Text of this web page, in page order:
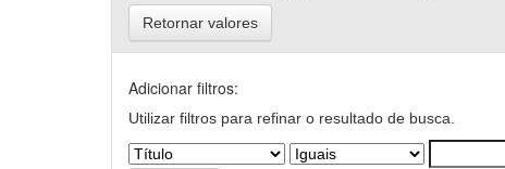
Retornar valores
Adicionar filtros:
Utilizar filtros para refinar o resultado de busca.